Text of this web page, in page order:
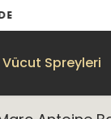
Vücut Spreyleri